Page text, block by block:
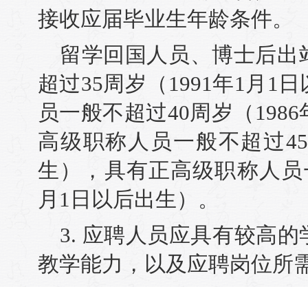
接收应届毕业生年龄条件。
留学回国人员、博士后
超过35周岁（1991年1月1
员一般不超过40周岁（
高级职称人员一般不超过
生），具有正高级职称人
月1日以后出生）。
3. 应聘人员应具有较高
教学能力，以及应聘岗位所